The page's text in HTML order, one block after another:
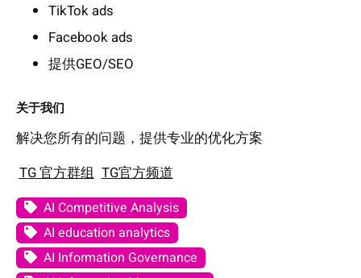
TikTok ads
Facebook ads
提供GEO/SEO
关于我们
解决您所有的问题，提供专业的优化方案
TG 官方群组 TG官方频道
AI Competitive Analysis
AI education analytics
AI Information Governance